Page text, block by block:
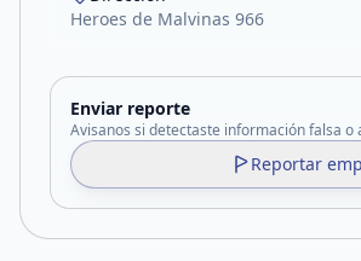
Heroes de Malvinas 966
Enviar reporte
Avisanos si detectaste información falsa o
Reportar